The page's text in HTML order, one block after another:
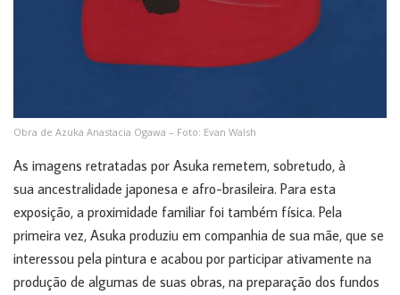
Obra de Azuka Anastacia Ogawa – Foto: Evan Walsh
As imagens retratadas por Asuka remetem, sobretudo, à
sua ancestralidade japonesa e afro-brasileira. Para esta
exposição, a proximidade familiar foi também física. Pela
primeira vez, Asuka produziu em companhia de sua mãe, que se
interessou pela pintura e acabou por participar ativamente na
produção de algumas de suas obras, na preparação dos fundos